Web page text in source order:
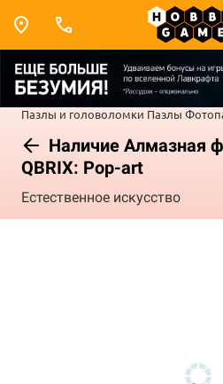
Пазлы и головоломки Пазлы
Наличие Алмазная
QBRIX: Pop-art
Естественное искусство